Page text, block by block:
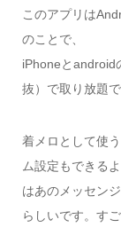
このアプリは
のことで、
iPhoneとandroid
抜）で取り放題
着メロとして使
ム設定もできる
はあのメッセン
らしいです。す